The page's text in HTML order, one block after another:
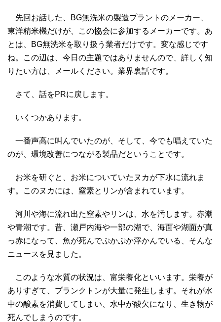
先回お話した、BG無洗米の製造プラントのメーカー、
東洋精米機だけが、この協会に参加するメーカーです。あ
とは、BG無洗米を取り扱う業者だけです。変な感じです
ね。この辺は、今日の主題ではありませんので、詳しく知
りたい方は、メールください。業界裏話です。
さて、話をPRに戻します。
いくつかあります。
一番声高に叫んでいたのが、そして、今でも唱えていた
のが、環境改善につながる製品だということです。
お米を研ぐと、お米についていたヌカが下水に流れま
す。このヌカには、窒素とリンが含まれています。
河川や海に流れ出た窒素やリンは、水を汚します。赤潮
や青潮です。昔、瀬戸内海や一部の湖で、海面や湖面が真
っ赤になって、魚が死んでぷかぷか浮かんでいる、そんな
ニュースを見ました。
このような水質の状況は、富栄養化といいます。栄養が
ありすぎて、プランクトンが大量に発生します。それが水
中の酸素を消費してしまい、水中が酸欠になり、生き物が
死んでしまうのです。